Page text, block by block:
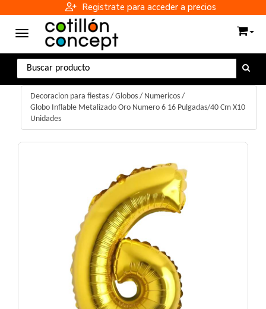
Registrate para acceder a precios
Toggle navigation
Decoracion para fiestas / Globos / Numericos /
Globo Inflable Metalizado Oro Numero 6 16 Pulgadas/40 Cm X10
Unidades